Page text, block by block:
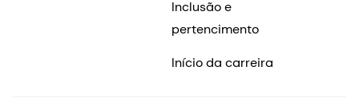
Inclusão e
pertencimento
Início da carreira